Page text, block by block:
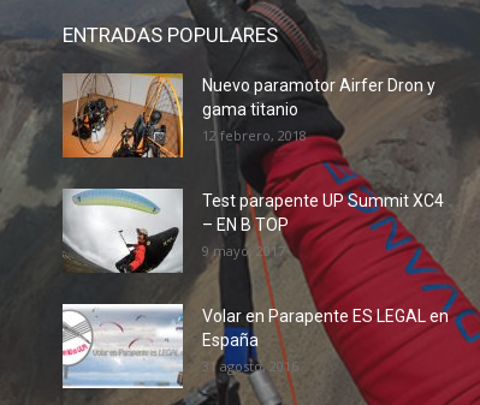
ENTRADAS POPULARES
Nuevo paramotor Airfer Dron y
gama titanio
12 febrero, 2018
Test parapente UP Summit XC4
– EN B TOP
9 mayo, 2017
Volar en Parapente ES LEGAL en
España
31 agosto, 2016